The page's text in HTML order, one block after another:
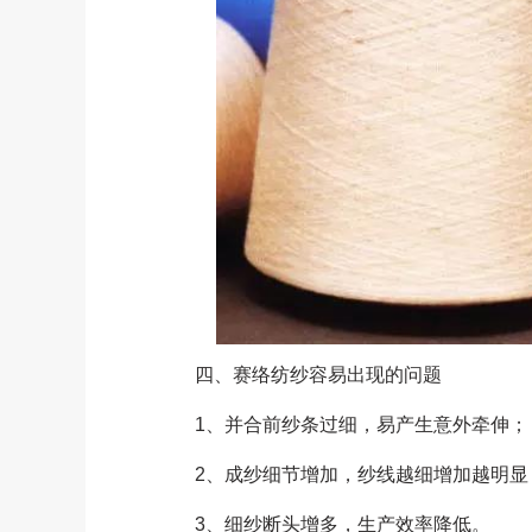
四、赛络纺纱容易出现的问题
1、并合前纱条过细，易产生意外牵伸；
2、成纱细节增加，纱线越细增加越明显
3、细纱断头增多，生产效率降低。